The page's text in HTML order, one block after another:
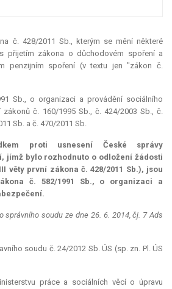
č. 428/2011 Sb., kterým se mění některé
přijetím zákona o důchodovém spoření a
penzijním spoření (v textu jen "zákon č.
Sb., o organizaci a provádění sociálního
zákonů č. 160/1995 Sb., č. 424/2003 Sb., č.
Sb. a č. 470/2011 Sb.
proti usnesení České správy
jímž bylo rozhodnuto o odložení žádosti
věty první zákona č. 428/2011 Sb.), jsou
č. 582/1991 Sb., o organizaci a
správního soudu ze dne 26. 6. 2014, čj. 7 Ads
soudu č. 24/2012 Sb. ÚS (sp. zn. Pl. ÚS
práce a sociálních věcí o úpravu